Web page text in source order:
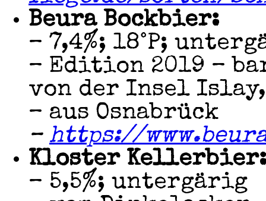
Beura Bockbier:
– 7,4%; 18°P;
– Edition 2019 –
von der Insel
– aus Osnabrück
– https://
Kloster Kellerbier:
– 5,5%; untergärig